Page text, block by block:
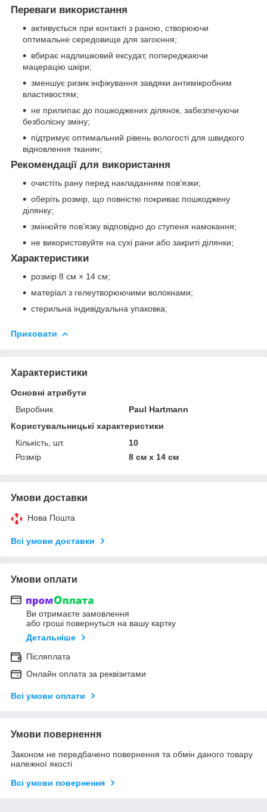
Переваги використання
активується при контакті з раною, створюючи
оптимальне середовище для загоєння;
вбирає надлишковий ексудат, попереджаючи
мацерацію шкіри;
зменшує ризик інфікування завдяки антимікробним
властивостям;
не прилипає до пошкоджених ділянок, забезпечуючи
безболісну зміну;
підтримує оптимальний рівень вологості для швидкого
відновлення тканин;
Рекомендації для використання
очистіть рану перед накладанням пов’язки;
оберіть розмір, що повністю покриває пошкоджену
ділянку;
змінюйте пов’язку відповідно до ступеня намокання;
не використовуйте на сухі рани або закриті ділянки;
Характеристики
розмір 8 см × 14 см;
матеріал з гелеутворюючими волокнами;
стерильна індивідуальна упаковка;
Приховати
Характеристики
Основні атрибути
Виробник
Paul Hartmann
Користувальницькі характеристики
Кількість, шт.
10
Розмір
8 см х 14 см
Умови доставки
Нова Пошта
Всі умови доставки
Умови оплати
Ви отримаєте замовлення
або гроші повернуться на вашу картку
Детальніше
Післяплата
Онлайн оплата за реквізитами
Всі умови оплати
Умови повернення
Законом не передбачено повернення та обмін даного товару
належної якості
Всі умови повернення